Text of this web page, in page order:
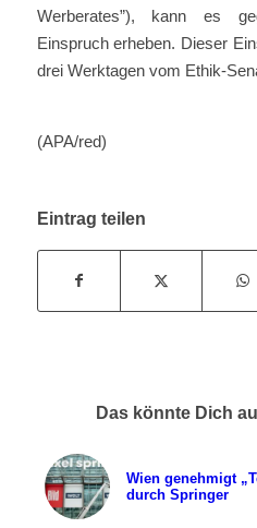
Werberates”), kann es
Einspruch erheben. Dieser
drei Werktagen vom Ethik-
(APA/red)
Eintrag teilen
Das könnte Dich
Wien genehmigt
durch Springer